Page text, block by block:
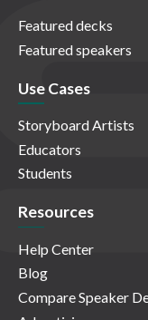
Featured decks
Featured speakers
Use Cases
Storyboard Artists
Educators
Students
Resources
Help Center
Blog
Compare Speaker